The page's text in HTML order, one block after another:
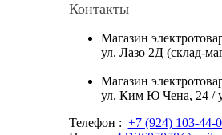
Контакты
Магазин
ул. Лазо 2Д (склад-
Магазин
ул. Ким Ю Чена, 24 /
Телефон : +7 (924) 103-44-